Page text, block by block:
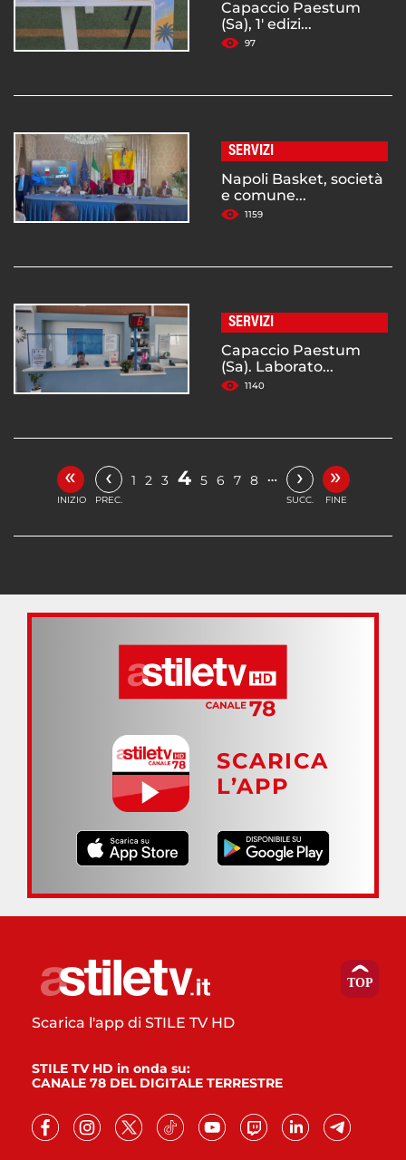
Capaccio Paestum
(Sa), 1' edizi...
97
SERVIZI
Napoli Basket, società
e comune...
1159
SERVIZI
Capaccio Paestum
(Sa). Laborato...
1140
«
INIZIO
‹
PREC.
1 2 3 4 5 6 7 8 … ›
SUCC.
»
FINE
SCARICA
L’APP
Scarica l'app di STILE TV HD
STILE TV HD in onda su:
CANALE 78 DEL DIGITALE TERRESTRE